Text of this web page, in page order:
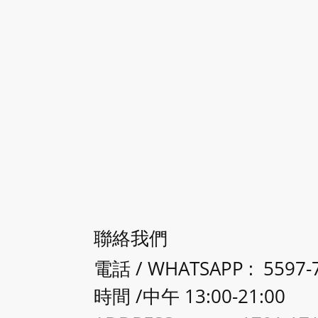
聯絡我們
電話 / WHATSAPP :
時間 /中午 13:00-21:00